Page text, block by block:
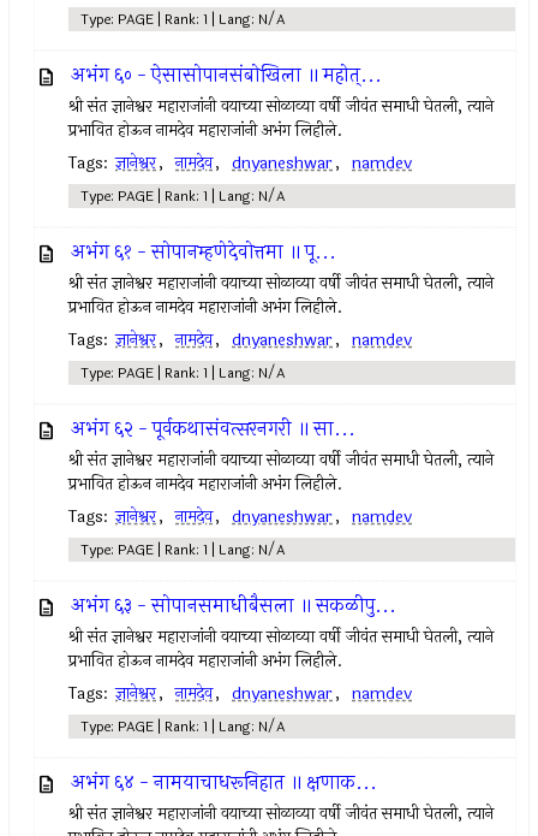
Type: PAGE | Rank: 1 | Lang: N/A
अभंग ६० - ऐसासोपानसंबोखिला ॥ महोत्...
श्री संत ज्ञानेश्वर महाराजांनी वयाच्या सोळाव्या वर्षी जीवंत समाधी घेतली, त्याने
प्रभावित होऊन नामदेव महाराजांनी अभंग लिहीले.
Tags: ज्ञानेश्वर, नामदेव, dnyaneshwar, namdev
Type: PAGE | Rank: 1 | Lang: N/A
अभंग ६१ - सोपानम्हणेदेवोत्तमा ॥ पू...
श्री संत ज्ञानेश्वर महाराजांनी वयाच्या सोळाव्या वर्षी जीवंत समाधी घेतली, त्याने
प्रभावित होऊन नामदेव महाराजांनी अभंग लिहीले.
Tags: ज्ञानेश्वर, नामदेव, dnyaneshwar, namdev
Type: PAGE | Rank: 1 | Lang: N/A
अभंग ६२ - पूर्वकथासंवत्सरनगरी ॥ सा...
श्री संत ज्ञानेश्वर महाराजांनी वयाच्या सोळाव्या वर्षी जीवंत समाधी घेतली, त्याने
प्रभावित होऊन नामदेव महाराजांनी अभंग लिहीले.
Tags: ज्ञानेश्वर, नामदेव, dnyaneshwar, namdev
Type: PAGE | Rank: 1 | Lang: N/A
अभंग ६३ - सोपानसमाधीबैसला ॥ सकळीपु...
श्री संत ज्ञानेश्वर महाराजांनी वयाच्या सोळाव्या वर्षी जीवंत समाधी घेतली, त्याने
प्रभावित होऊन नामदेव महाराजांनी अभंग लिहीले.
Tags: ज्ञानेश्वर, नामदेव, dnyaneshwar, namdev
Type: PAGE | Rank: 1 | Lang: N/A
अभंग ६४ - नामयाचाधरूनिहात ॥ क्षणाक...
श्री संत ज्ञानेश्वर महाराजांनी वयाच्या सोळाव्या वर्षी जीवंत समाधी घेतली, त्याने